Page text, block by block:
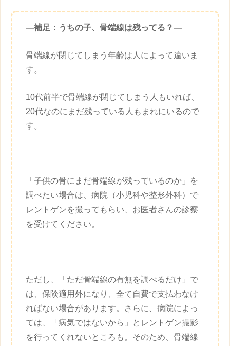
―補足：うちの子、骨端線は残ってる？—
骨端線が閉じてしまう年齢は人によって違いま
す。
10代前半で骨端線が閉じてしまう人もいれば、
20代なのにまだ残っている人もまれにいるので
す。
「 子供の骨にまだ骨端線が残っているのか」を
調べたい場合は、病院（小児科や整形外科）で
レントゲンを撮ってもらい、お医者さんの診察
を受けてください。
ただし、「ただ骨端線の有無を調べるだけ」で
は、保険適用外になり、全て自費で支払わなけ
ればない場合があります。さらに、病院によっ
ては、「病気ではないから」とレントゲン撮影
を行ってくれないところも。そのため、骨端線